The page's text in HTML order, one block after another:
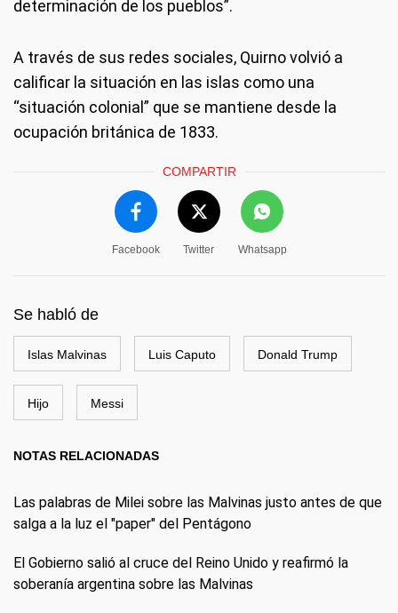
determinación de los pueblos”.
A través de sus redes sociales, Quirno volvió a
calificar la situación en las islas como una
“situación colonial” que se mantiene desde la
ocupación británica de 1833.
COMPARTIR
Facebook Twitter Whatsapp
Se habló de
Islas Malvinas Luis Caputo Donald Trump
Hijo Messi
NOTAS RELACIONADAS
Las palabras de Milei sobre las Malvinas justo antes de que
salga a la luz el "paper" del Pentágono
El Gobierno salió al cruce del Reino Unido y reafirmó la
soberanía argentina sobre las Malvinas